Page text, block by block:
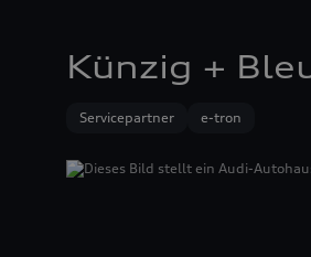
Künzig +
Servicepartner e-tron